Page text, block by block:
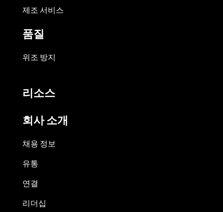
제조 서비스
품질
위조 방지
리소스
회사 소개
채용 정보
유통
연결
리더십